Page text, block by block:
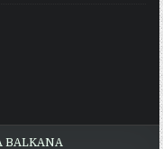
BALKANA